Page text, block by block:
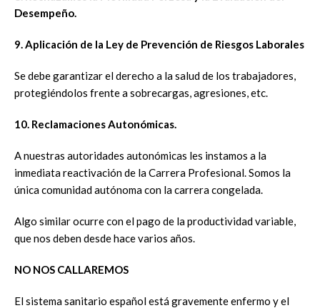
Desempeño.
9. Aplicación de la Ley de Prevención de Riesgos Laborales
Se debe garantizar el derecho a la salud de los trabajadores,
protegiéndolos frente a sobrecargas, agresiones, etc.
10. Reclamaciones Autonómicas.
A nuestras autoridades autonómicas les instamos a la
inmediata reactivación de la Carrera Profesional. Somos la
única comunidad autónoma con la carrera congelada.
Algo similar ocurre con el pago de la productividad variable,
que nos deben desde hace varios años.
NO NOS CALLAREMOS
El sistema sanitario español está gravemente enfermo y el